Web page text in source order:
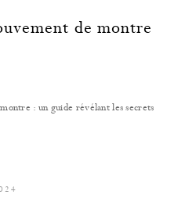
de montre
: un guide révélant les secrets